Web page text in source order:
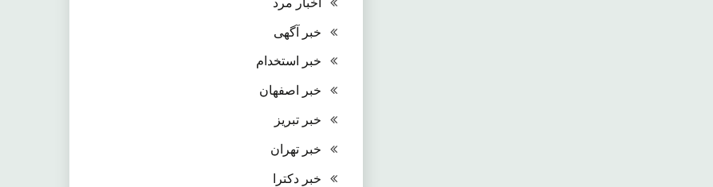
خبر آگهی
خبر استخدام
خبر اصفهان
خبر تبریز
خبر تهران
خبر دکترا